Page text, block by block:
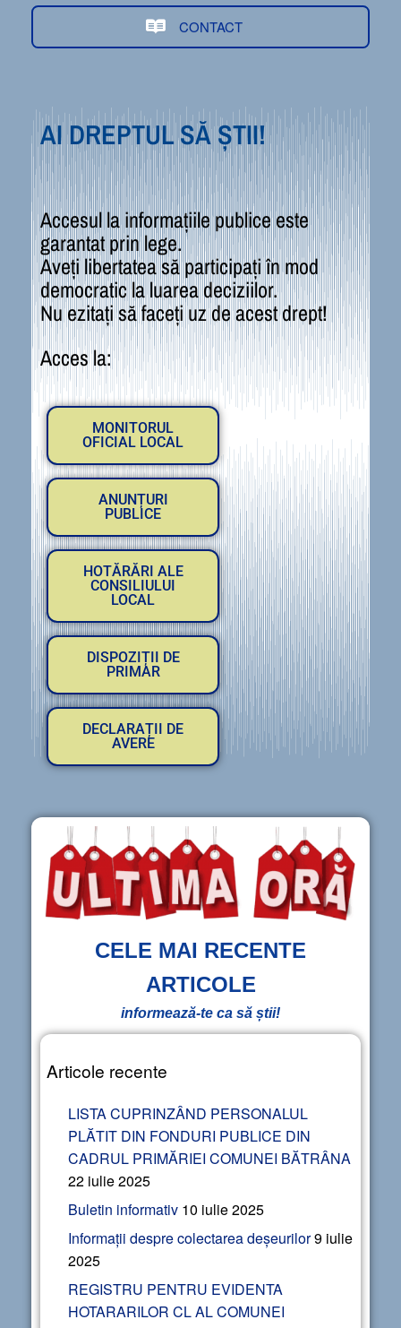
CONTACT
AI DREPTUL SĂ ȘTII!
Accesul la informațiile publice este
garantat prin lege.
Aveți libertatea să participați în mod
democratic la luarea deciziilor.
Nu ezitați să faceți uz de acest drept!
Acces la:
MONITORUL
OFICIAL LOCAL
ANUNȚURI
PUBLICE
HOTĂRĂRI ALE
CONSILIULUI
LOCAL
DISPOZIȚII DE
PRIMAR
DECLARAȚII DE
AVERE
CELE MAI RECENTE
ARTICOLE
informează-te ca să știi!
Articole recente
LISTA CUPRINZÂND PERSONALUL
PLĂTIT DIN FONDURI PUBLICE DIN
CADRUL PRIMĂRIEI COMUNEI BĂTRÂNA
22 iulie 2025
Buletin informativ 10 iulie 2025
Informații despre colectarea deșeurilor9 iulie
2025
REGISTRU PENTRU EVIDENTA
HOTARARILOR CL AL COMUNEI